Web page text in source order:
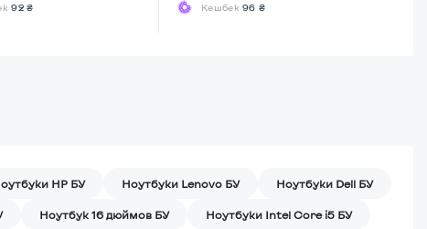
92 ₴ Кешбек96 ₴
HP БУ Ноутбуки Lenovo БУ Ноутбуки Dell БУ
Ноутбук 16 дюймов БУ Ноутбуки Intel Core i5 БУ